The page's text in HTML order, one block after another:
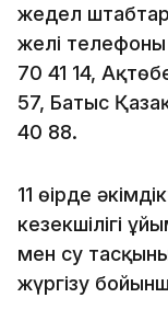
жедел
желі
70 41 14,
57, Батыс
40 88.
11 өңірде
кезекшілігі
мен су
жүргізу